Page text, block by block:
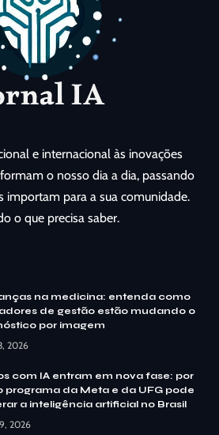
e internacional às inovações
o nosso dia a dia, passando
importam para a sua comunidade.
o que precisa saber.
na medicina: entenda como
de gestão estão mudando o
por imagem
2026
com IA entram em nova fase: por
programa da Meta e da UFG pode
a inteligência artificial no Brasil
2026